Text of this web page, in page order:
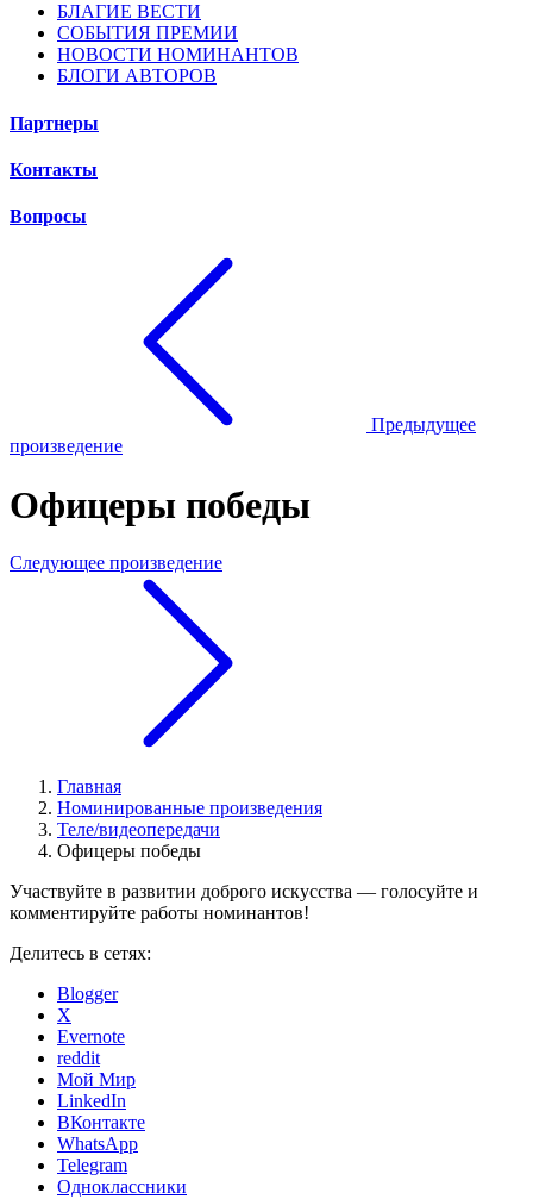
БЛАГИЕ ВЕСТИ
СОБЫТИЯ ПРЕМИИ
НОВОСТИ НОМИНАНТОВ
БЛОГИ АВТОРОВ
Партнеры
Контакты
Вопросы
Предыдущее
произведение
Офицеры победы
Следующее произведение
Главная
Номинированные произведения
Теле/видеопередачи
Офицеры победы
Участвуйте в развитии доброго искусства — голосуйте и
комментируйте работы номинантов!
Делитесь в сетях:
Blogger
X
Evernote
reddit
Мой Мир
LinkedIn
ВКонтакте
WhatsApp
Telegram
Одноклассники